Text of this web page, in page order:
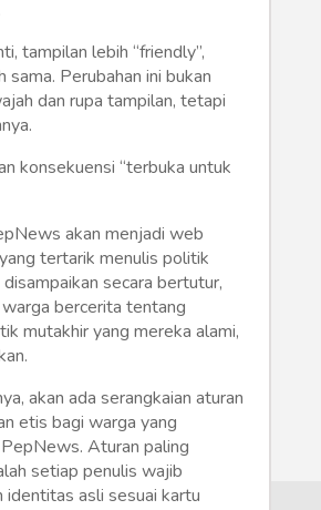
tampilan lebih “friendly”,
sama. Perubahan ini bukan
dan rupa tampilan, tetapi
konsekuensi “terbuka untuk
akan menjadi web
tertarik menulis politik
disampaikan secara bertutur,
bercerita tentang
mutakhir yang mereka alami,
akan ada serangkaian aturan
etis bagi warga yang
Aturan paling
setiap penulis wajib
identitas asli sesuai kartu